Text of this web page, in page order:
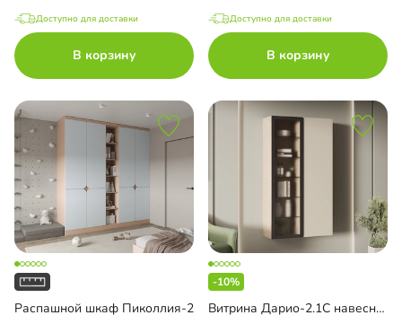
Доступно для доставки
В корзину
Доступно для доставки
В корзину
Распашной шкаф Пиколлия-2
-10%
Витрина Дарио-2.1С навесная